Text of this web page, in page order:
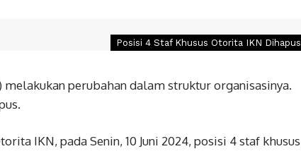
Posisi 4 Staf Khusus Otorita IKN Dihapus
perubahan dalam struktur organisasinya.
IKN, pada Senin, 10 Juni 2024, posisi 4 staf khusus